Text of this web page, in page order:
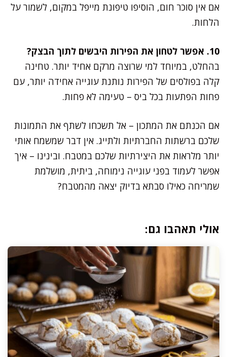
אם אין סוכר חום, הוסיפו טיפונת מייפל במקום, לשמור על
הלחות.
10. אפשר לטחון את הפירות היבשים לתוך הבצק?
בהחלט, במיוחד למי שרוצה מרקם אחיד יותר. טחינה
קלה בפולסים של הפירות נותנת עוגייה אחידה יותר, עם
פחות הפתעות בכל ביס – טעימה לא פחות.
אם הכנתם את המתכון – אל תשכחו לשתף את התמונות
שלכם ברשתות החברתיות ולתייג. אין דבר שמשמח אותי
יותר מלראות את היצירתיות שלכם במטבח. ובינינו – איך
אפשר לעמוד בפני עוגייה נימוחה, ביתית, מושלמת
שמריחה כאילו סבתא בדיוק יצאה מהמטבח?
אולי תאהבו גם: